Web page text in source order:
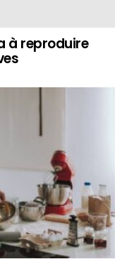
à reproduire